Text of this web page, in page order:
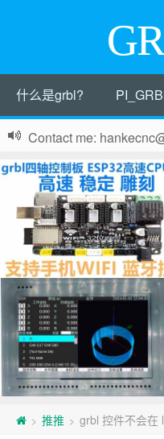
什么是grbl?
Contact me:
> 推推 > grbl 控件不会在